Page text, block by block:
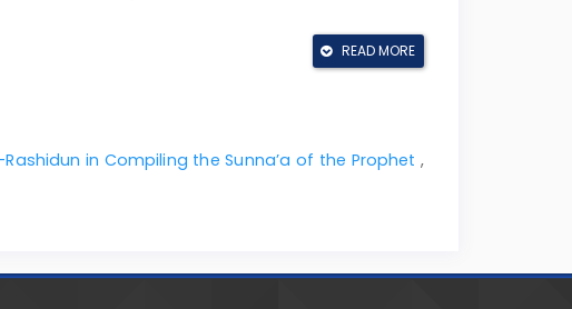
البخاری، م. (1991م). صحیح البخاری (چاپ اول). بیروت: دارالفكر.
READ MORE
in Compiling the Sunna’a of the Prophet ,